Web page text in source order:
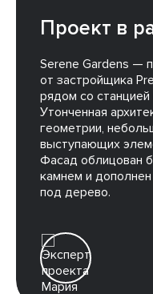
Проект в
Serene Gardens —
от застройщика
рядом со
Утонченная
геометрии,
выступающих
Фасад облицован
камнем и
под дерево.